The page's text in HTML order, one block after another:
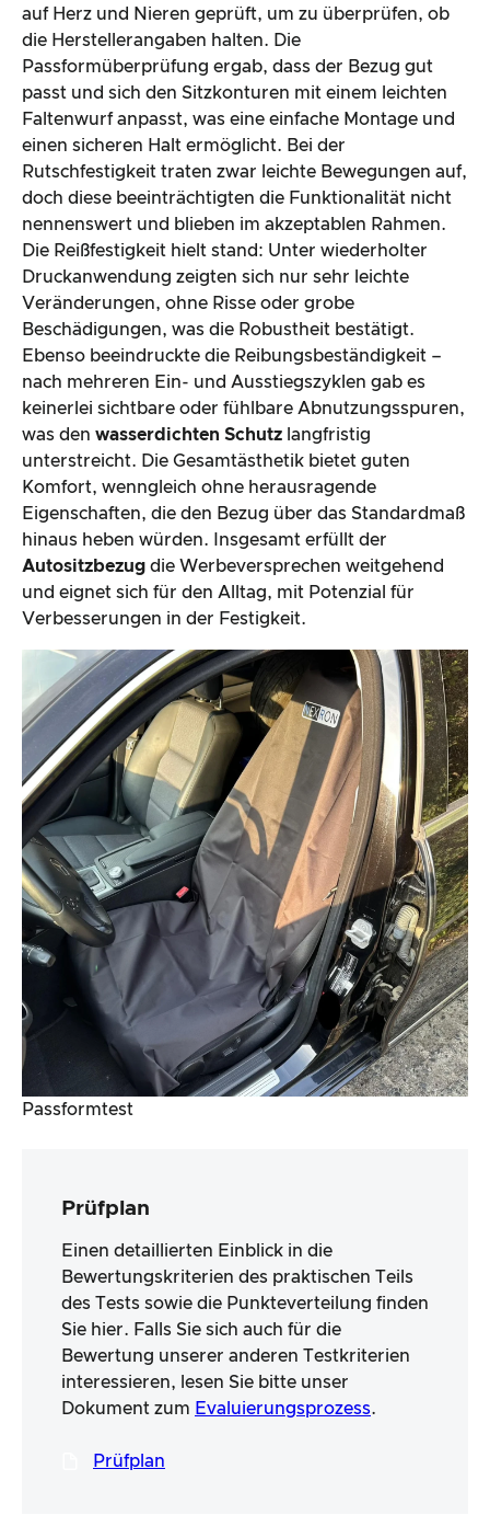
auf Herz und Nieren geprüft, um zu überprüfen, ob
die Herstellerangaben halten. Die
Passformüberprüfung ergab, dass der Bezug gut
passt und sich den Sitzkonturen mit einem leichten
Faltenwurf anpasst, was eine einfache Montage und
einen sicheren Halt ermöglicht. Bei der
Rutschfestigkeit traten zwar leichte Bewegungen auf,
doch diese beeinträchtigten die Funktionalität nicht
nennenswert und blieben im akzeptablen Rahmen.
Die Reißfestigkeit hielt stand: Unter wiederholter
Druckanwendung zeigten sich nur sehr leichte
Veränderungen, ohne Risse oder grobe
Beschädigungen, was die Robustheit bestätigt.
Ebenso beeindruckte die Reibungsbeständigkeit –
nach mehreren Ein- und Ausstiegszyklen gab es
keinerlei sichtbare oder fühlbare Abnutzungsspuren,
was den wasserdichten Schutz langfristig
unterstreicht. Die Gesamtästhetik bietet guten
Komfort, wenngleich ohne herausragende
Eigenschaften, die den Bezug über das Standardmaß
hinaus heben würden. Insgesamt erfüllt der
Autositzbezug die Werbeversprechen weitgehend
und eignet sich für den Alltag, mit Potenzial für
Verbesserungen in der Festigkeit.
Passformtest
Prüfplan
Einen detaillierten Einblick in die
Bewertungskriterien des praktischen Teils
des Tests sowie die Punkteverteilung finden
Sie hier. Falls Sie sich auch für die
Bewertung unserer anderen Testkriterien
interessieren, lesen Sie bitte unser
Dokument zum Evaluierungsprozess.
Prüfplan